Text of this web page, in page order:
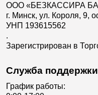
ООО «БЕЗКАССИРА
г. Минск, ул. Короля, 9,
УНП 193615562
.
Зарегистрирован в
Служба поддержки
График работы: